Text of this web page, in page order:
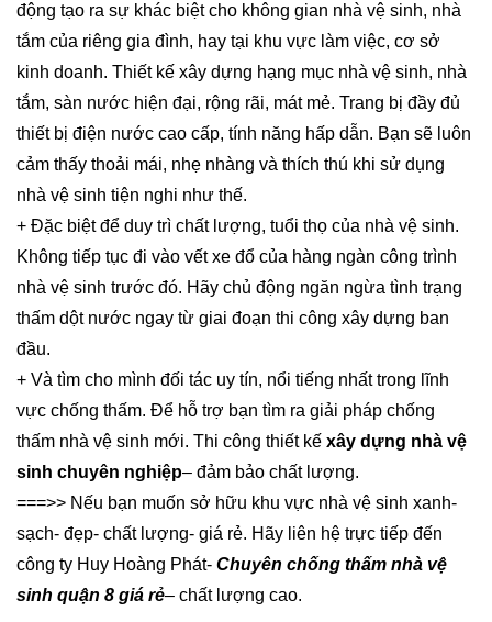
động tạo ra sự khác biệt cho không gian nhà vệ sinh, nhà
tắm của riêng gia đình, hay tại khu vực làm việc, cơ sở
kinh doanh. Thiết kế xây dựng hạng mục nhà vệ sinh, nhà
tắm, sàn nước hiện đại, rộng rãi, mát mẻ. Trang bị đầy đủ
thiết bị điện nước cao cấp, tính năng hấp dẫn. Bạn sẽ luôn
cảm thấy thoải mái, nhẹ nhàng và thích thú khi sử dụng
nhà vệ sinh tiện nghi như thế.
+ Đặc biệt để duy trì chất lượng, tuổi thọ của nhà vệ sinh.
Không tiếp tục đi vào vết xe đổ của hàng ngàn công trình
nhà vệ sinh trước đó. Hãy chủ động ngăn ngừa tình trạng
thấm dột nước ngay từ giai đoạn thi công xây dựng ban
đầu.
+ Và tìm cho mình đối tác uy tín, nổi tiếng nhất trong lĩnh
vực chống thấm. Để hỗ trợ bạn tìm ra giải pháp chống
thấm nhà vệ sinh mới. Thi công thiết kế xây dựng nhà vệ
sinh chuyên nghiệp– đảm bảo chất lượng.
===>> Nếu bạn muốn sở hữu khu vực nhà vệ sinh xanh-
sạch- đẹp- chất lượng- giá rẻ. Hãy liên hệ trực tiếp đến
công ty Huy Hoàng Phát- Chuyên chống thấm nhà vệ
sinh quận 8 giá rẻ– chất lượng cao.